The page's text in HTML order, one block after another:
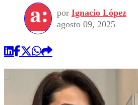
Torneo Internacional
Torneo Nacional
Internacional
Nacional
Programas
Comercial
por Ignacio López
agosto 09, 2025